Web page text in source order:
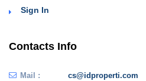
Sign In
Contacts Info
Mail : cs@idproperti.com